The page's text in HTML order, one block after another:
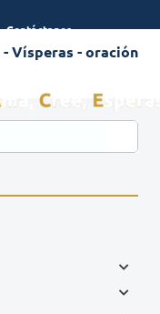
Contáctanos
-Vísperas - oración